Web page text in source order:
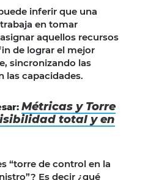
inferir que una
en tomar
aquellos recursos
de lograr el mejor
sincronizando las
las capacidades.
Métricas y Torre
total y en
“torre de control en la
Es decir ¿qué